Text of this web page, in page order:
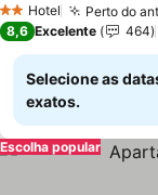
2 Estrelas
Hotel Perto do
8,6 Excelente 464
Selecione as
exatos.
Escolha popular